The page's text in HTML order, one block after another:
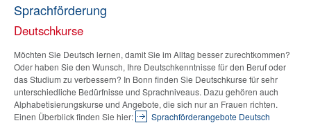
Sprachförderung
Deutschkurse
Möchten Sie Deutsch lernen, damit Sie im Alltag besser zurechtkommen?
Oder haben Sie den Wunsch, Ihre Deutschkenntnisse für den Beruf oder
das Studium zu verbessern? In Bonn finden Sie Deutschkurse für sehr
unterschiedliche Bedürfnisse und Sprachniveaus. Dazu gehören auch
Alphabetisierungskurse und Angebote, die sich nur an Frauen richten.
Einen Überblick finden Sie hier:
Sprachförderangebote Deutsch